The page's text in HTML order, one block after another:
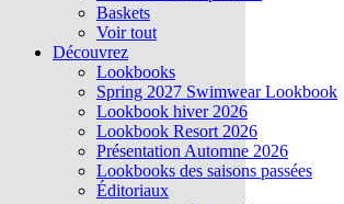
Baskets
Voir tout
Découvrez
Lookbooks
Spring 2027 Swimwear Lookbook
Lookbook hiver 2026
Lookbook Resort 2026
Présentation Automne 2026
Lookbooks des saisons passées
Éditoriaux